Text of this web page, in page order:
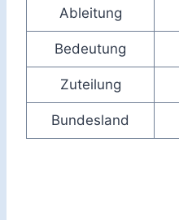
Ableitung
Bedeutung
Zuteilung
Bundesland